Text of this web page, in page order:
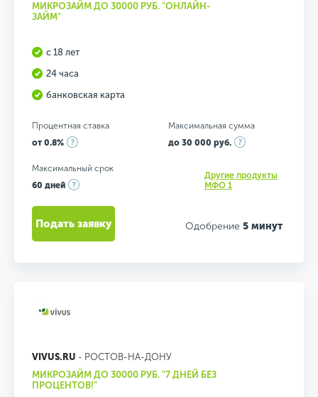
МИКРОЗАЙМ ДО 30000 РУБ. "ОНЛАЙН-
ЗАЙМ"
с 18 лет
24 часа
банковская карта
Процентная ставка
от 0.8%
Максимальная сумма
до 30 000 руб.
Максимальный срок
60 дней
Другие продукты
МФО 1
Одобрение 5 минут
Подать заявку
VIVUS.RU - РОСТОВ-НА-ДОНУ
МИКРОЗАЙМ ДО 30000 РУБ. "7 ДНЕЙ БЕЗ
ПРОЦЕНТОВ!"